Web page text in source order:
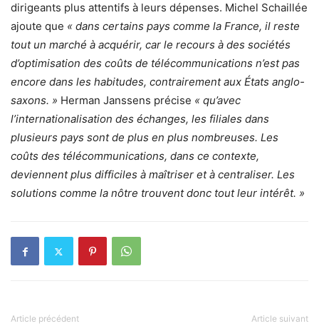
dirigeants plus attentifs à leurs dépenses. Michel Schaillée
ajoute que « dans certains pays comme la France, il reste
tout un marché à acquérir, car le recours à des sociétés
d’optimisation des coûts de télécommunications n’est pas
encore dans les habitudes, contrairement aux États anglo-
saxons. » Herman Janssens précise « qu’avec
l’internationalisation des échanges, les filiales dans
plusieurs pays sont de plus en plus nombreuses. Les
coûts des télécommunications, dans ce contexte,
deviennent plus difficiles à maîtriser et à centraliser. Les
solutions comme la nôtre trouvent donc tout leur intérêt. »
Article précédent Article suivant